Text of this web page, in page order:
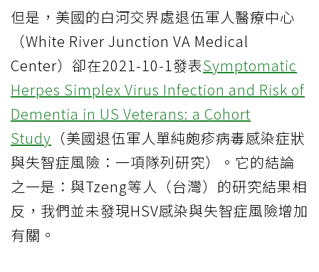
但是，美國的白河交界處退伍軍人醫療中心
（White River Junction VA Medical
Center）卻在2021-10-1發表Symptomatic
Herpes Simplex Virus Infection and Risk of
Dementia in US Veterans: a Cohort
Study （美國退伍軍人單純皰疹病毒感染症狀
與失智症風險：一項隊列研究）。它的結論
之一是：與Tzeng等人（台灣）的研究結果相
反，我們並未發現HSV感染與失智症風險增加
有關。